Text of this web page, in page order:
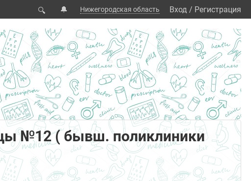
🔍 🔔 Нижегородская область Вход / Регистрация
№12 ( бывш. поликлиники